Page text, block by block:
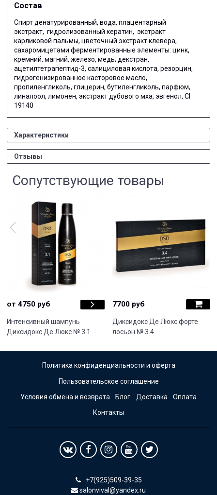
Состав
Спирт денатурированный, вода, плацентарный
экстракт, гидролизованный кератин, экстракт
карликовой пальмы, цветочный экстракт клевера,
сахаромицетами ферментированные элементы: цинк,
кремний, магний, железо, медь; декстран,
ацетилтетрапептид-3, салициловая кислота, резорцин,
гидрогенизированное касторовое масло,
пропиленгликоль, глицерин, бутиленгликоль, парфюм,
линалоол, лимонен, экстракт дубового мха, эвгенол, СI
19140
Характеристики
Отзывы
Сопутствующие товары
от 4750 руб
Интенсивный шампунь
Диксидокс Де Люкс № 3.1
7700 руб
Диксидокс Де Люкс форте
лосьон № 3.4
Политика конфиденциальности и оферта
Пользовательское соглашение
Условия обмена и возврата Блог Доставка Оплата
Контакты
+7(925)509-39-35
salonvival@yandex.ru